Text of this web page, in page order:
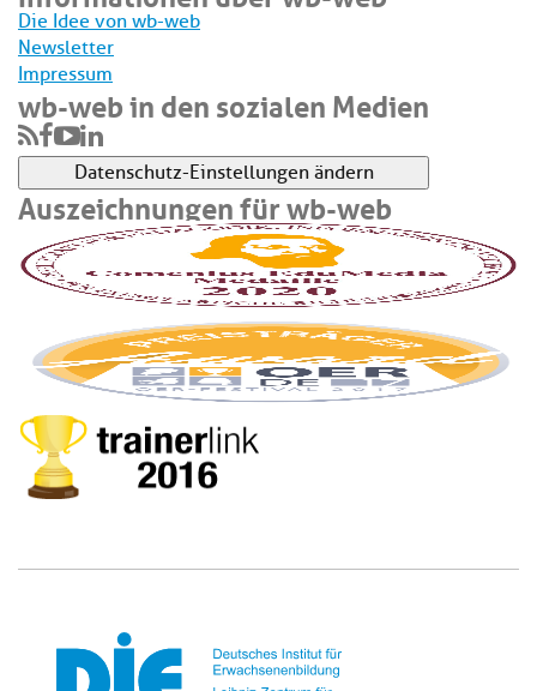
Die Idee von wb-web
Newsletter
Impressum
wb-web in den sozialen Medien
Datenschutz-Einstellungen ändern
Auszeichnungen für wb-web